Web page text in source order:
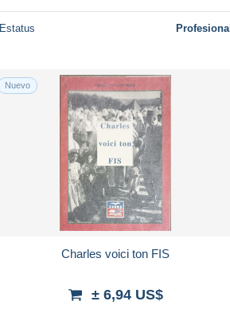
Estatus Profesional
Nuevo
Charles voici ton FIS
± 6,94 US$